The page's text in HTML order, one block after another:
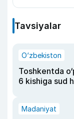
Tavsiyalar
O‘zbekiston
Toshkentda
6 kishiga sud
Madaniyat